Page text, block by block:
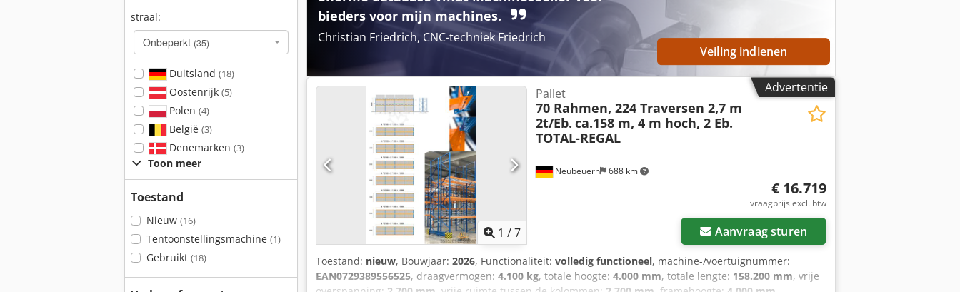
straal:
Onbeperkt (35)
Duitsland (18)
Oostenrijk (5)
Polen (4)
België (3)
Denemarken (3)
Toon meer
Toestand
Nieuw (16)
Tentoonstellingsmachine (1)
Gebruikt (18)
bieders voor mijn machines.
Christian Friedrich, CNC-techniek Friedrich
Veiling indienen
Advertentie
1 /7
Neubeuern 688 km
Pallet
70 Rahmen, 224 Traversen 2,7 m
2t/Eb. ca.158 m, 4 m hoch, 2 Eb.
TOTAL-REGAL
€ 16.719
vraagprijs excl. btw
Aanvraag sturen
Toestand: nieuw, Bouwjaar: 2026, Functionaliteit: volledig functioneel, machine-/voertuignummer:
EAN0729389556525, draagvermogen: 4.100 kg, totale hoogte: 4.000 mm, totale lengte: 158.200 mm, vrije